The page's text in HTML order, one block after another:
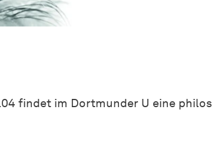
findet im Dortmunder U eine